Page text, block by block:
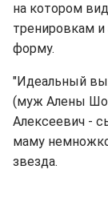
на котором
тренировкам
форму.
"Идеальный
(муж Алены
Алексеевич -
маму немножко
звезда.